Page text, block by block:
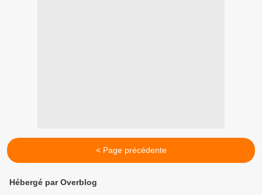
< Page précédente
Hébergé par Overblog